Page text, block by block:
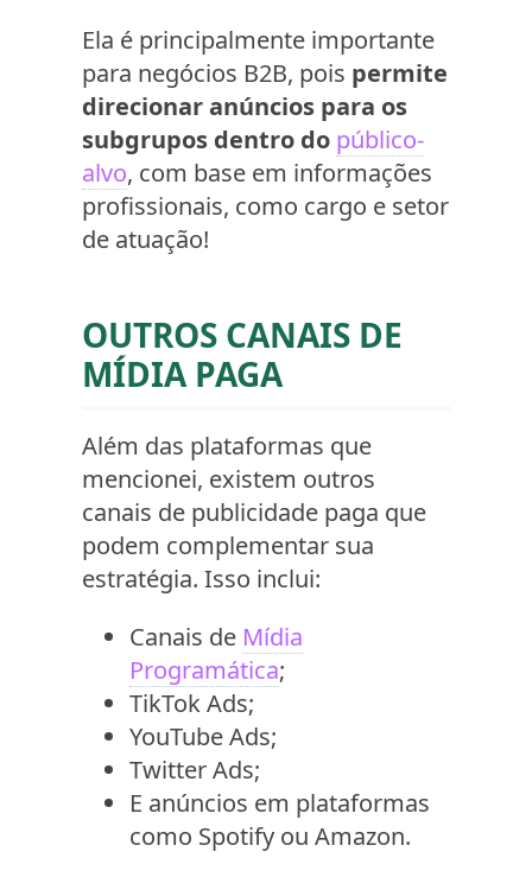
Ela é principalmente importante
para negócios B2B, pois permite
direcionar anúncios para os
subgrupos dentro do público-
alvo, com base em informações
profissionais, como cargo e setor
de atuação!
OUTROS CANAIS DE
MÍDIA PAGA
Além das plataformas que
mencionei, existem outros
canais de publicidade paga que
podem complementar sua
estratégia. Isso inclui:
Canais de Mídia
Programática;
TikTok Ads;
YouTube Ads;
Twitter Ads;
E anúncios em plataformas
como Spotify ou Amazon.